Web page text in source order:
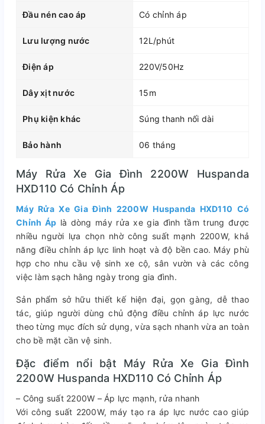
Đầu nén cao áp Có chỉnh áp
Lưu lượng nước 12L/phút
Điện áp 220V/50Hz
Dây xịt nước 15m
Phụ kiện khác Súng thanh nối dài
Bảo hành 06 tháng
Máy Rửa Xe Gia Đình 2200W Huspanda
HXD110 Có Chỉnh Áp
Máy Rửa Xe Gia Đình 2200W Huspanda HXD110 Có
Chỉnh Áp là dòng máy rửa xe gia đình tầm trung được
nhiều người lựa chọn nhờ công suất mạnh 2200W, khả
năng điều chỉnh áp lực linh hoạt và độ bền cao. Máy phù
hợp cho nhu cầu vệ sinh xe cộ, sân vườn và các công
việc làm sạch hằng ngày trong gia đình.
Sản phẩm sở hữu thiết kế hiện đại, gọn gàng, dễ thao
tác, giúp người dùng chủ động điều chỉnh áp lực nước
theo từng mục đích sử dụng, vừa sạch nhanh vừa an toàn
cho bề mặt cần vệ sinh.
Đặc điểm nổi bật Máy Rửa Xe Gia Đình
2200W Huspanda HXD110 Có Chỉnh Áp
– Công suất 2200W – Áp lực mạnh, rửa nhanh
Với công suất 2200W, máy tạo ra áp lực nước cao giúp